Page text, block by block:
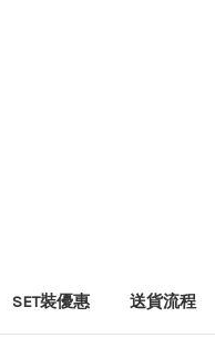
SET裝優惠 送貨流程